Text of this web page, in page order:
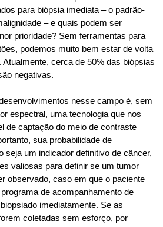
para biópsia imediata – o padrão-
– e quais podem ser
prioridade? Sem ferramentas para
podemos muito bem estar de volta
cerca de 50% das biópsias
negativas.
nesse campo é, sem
espectral, uma tecnologia que nos
de captação do meio de contraste
sua probabilidade de
seja um indicador definitivo de câncer,
valiosas para definir se um tumor
observado, caso em que o paciente
de acompanhamento de
imediatamente. Se as
coletadas sem esforço, por